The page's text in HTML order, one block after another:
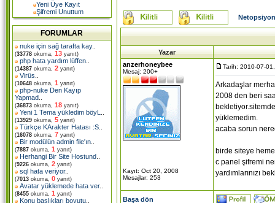
Yeni Üye Kayıt
Şifremi Unuttum
FORUMLAR
nuke için sağ tarafta kay..
(33778 okuma, 13 yanıt)
php hata yardım lüffen
(14387 okuma, 2 yanıt)
Virüs
(10648 okuma, 1 yanıt)
php-nuke Den Kayıp
Yapmad
(36873 okuma, 18 yanıt)
Yeni 1 Tema yükledim böyL
(13929 okuma, 5 yanıt)
Türkçe KArakter Hatası :S
(16078 okuma, 7 yanıt)
Bir modülün admin file'ın
(7887 okuma, 1 yanıt)
Herhangi Bir Site Hostund
(9226 okuma, 2 yanıt)
sql hata veriyor..
(7013 okuma, 0 yanıt)
Avatar yüklemede hata ver..
(8455 okuma, 1 yanıt)
Konu başlıkları boyutu
Yazar
anzerhoneybee
Mesaj: 200+
Kayıt: Oct 20, 2008
Mesajlar: 253
Tarih: 2010-07-
Arkadaşlar
2008 den beri
yüklemedim.
acaba sorun
birde siteye
c panel şifremi
yardımlarınızı
Başa dön